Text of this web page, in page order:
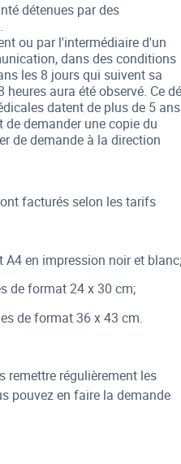
détenues par des
ou par l'intermédiaire d'un
dans des conditions
les 8 jours qui suivent sa
aura été observé. Ce
datent de plus de 5 ans
demander une copie du
de demande à la direction
facturés selon les tarifs
en impression noir et blanc;
de format 24 x 30 cm;
de format 36 x 43 cm.
remettre régulièrement les
pouvez en faire la demande